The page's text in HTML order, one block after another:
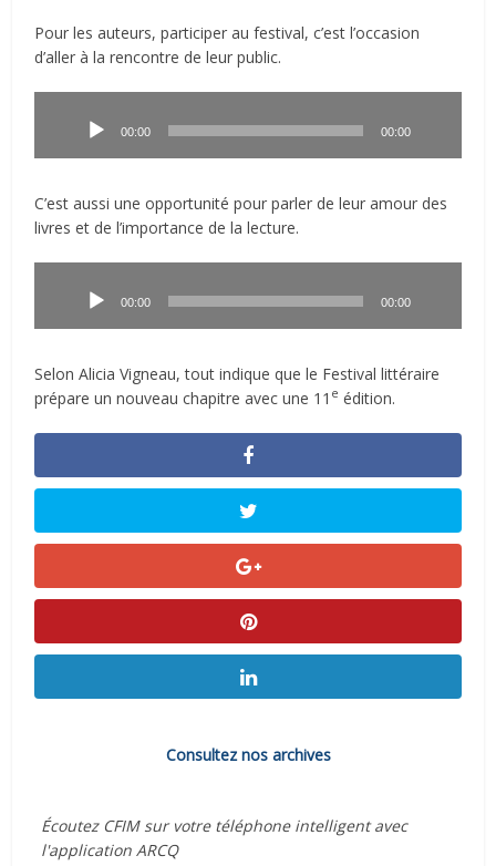
Pour les auteurs, participer au festival, c’est l’occasion
d’aller à la rencontre de leur public.
00:00 00:00
C’est aussi une opportunité pour parler de leur amour des
livres et de l’importance de la lecture.
00:00 00:00
Selon Alicia Vigneau, tout indique que le Festival littéraire
prépare un nouveau chapitre avec une 11 e édition.
Consultez nos archives
Écoutez CFIM sur votre téléphone intelligent avec
l'application ARCQ